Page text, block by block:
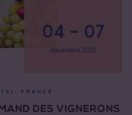
04 - 07
décembre 2025
FRANCE
DES VIGNERONS